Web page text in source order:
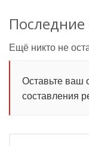
Ещё никто не
Оставьте ваш
составления